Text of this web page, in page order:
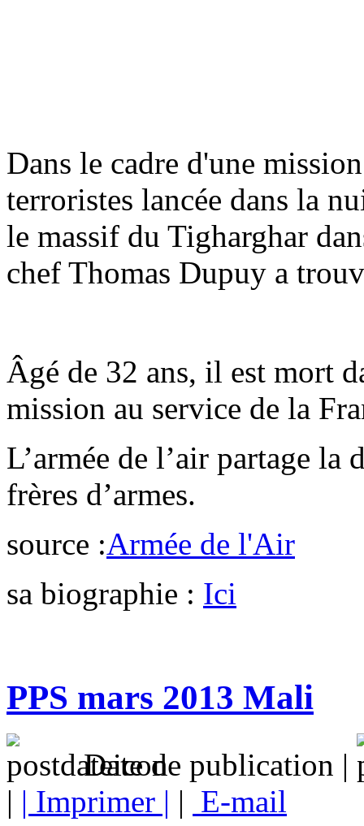
Dans le cadre d'une
terroristes lancée dans la
le massif du Tigharghar
chef Thomas Dupuy a
Âgé de 32 ans, il est mort
mission au service de la
L’armée de l’air partage la
frères d’armes.
source :Armée de l'Air
sa biographie : Ici
PPS mars 2013 Mali
Date de publication |
| | Imprimer | | E-mail